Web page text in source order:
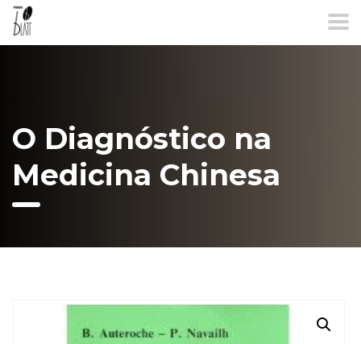
O Diagnóstico na
Medicina Chinesa